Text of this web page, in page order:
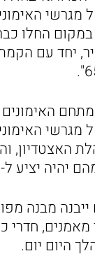
החלו
יחד עם
האימונים
האצטדיון,
צופים ובשני יציע ל-500 צופים.
חדרי
היום יום.